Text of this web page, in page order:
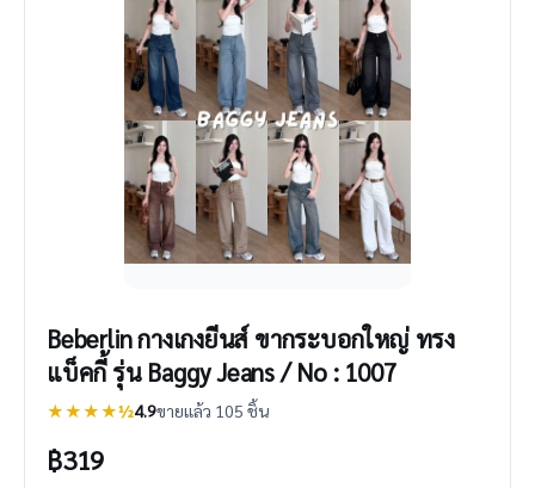
Beberlin กางเกงยีนส์ ขากระบอกใหญ่ ทรง
แบ็คกี้ รุ่น Baggy Jeans / No : 1007
★★★★½4.9ขายแล้ว 105 ชิ้น
฿319